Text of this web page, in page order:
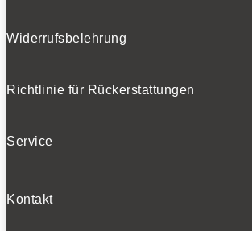
Widerrufsbelehrung
Richtlinie für Rückerstattungen
Service
Kontakt